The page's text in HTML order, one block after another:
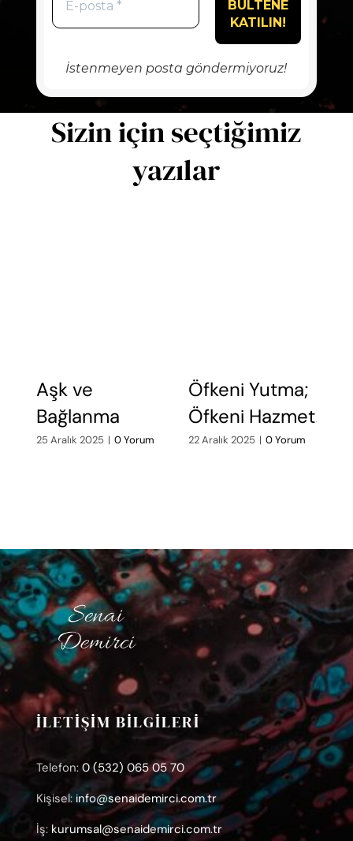
İstenmeyen posta göndermiyoruz!
Sizin için seçtiğimiz
yazılar
Aşk ve
Bağlanma
25 Aralık 2025 | 0 Yorum
Öfkeni Yutma;
Öfkeni Hazmet!
22 Aralık 2025 | 0 Yorum
İLETİŞİM BİLGİLERİ
Telefon: 0 (532) 065 05 70
Kişisel: info@senaidemirci.com.tr
İş: kurumsal@senaidemirci.com.tr